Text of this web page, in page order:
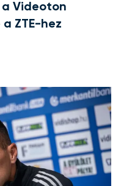
Videoton
ZTE-hez